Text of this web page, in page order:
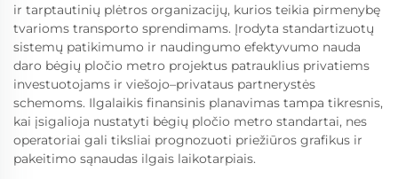
ir tarptautinių plėtros organizacijų, kurios teikia pirmenybę
tvarioms transporto sprendimams. Įrodyta standartizuotų
sistemų patikimumo ir naudingumo efektyvumo nauda
daro bėgių pločio metro projektus patrauklius privatiems
investuotojams ir viešojo–privataus partnerystės
schemoms. Ilgalaikis finansinis planavimas tampa tikresnis,
kai įsigalioja nustatyti bėgių pločio metro standartai, nes
operatoriai gali tiksliai prognozuoti priežiūros grafikus ir
pakeitimo sąnaudas ilgais laikotarpiais.